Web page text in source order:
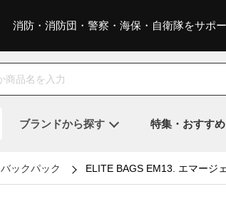
消防・消防団・警察・海保・自衛隊をサポ
ブランドから探す 特集・おすすめ
バックパック ELITE BAGS EM13. エマージ